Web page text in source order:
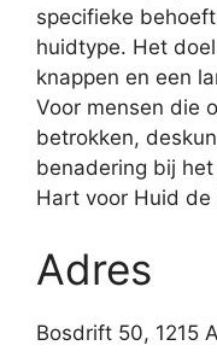
specifieke
huidtype. Het
knappen en een
Voor mensen die
betrokken,
benadering bij
Hart voor Huid de
Adres
Bosdrift 50, 1215